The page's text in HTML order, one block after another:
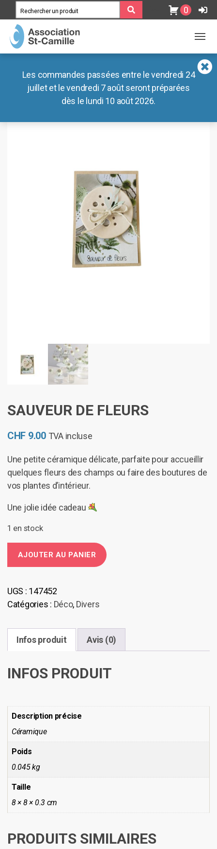
Les commandes passées entre le vendredi 24
juillet et le vendredi 7 août seront préparées
dès le lundi 10 août 2026.
0
MENU
Ateliers
Radar Pédagogique
MENU
Documents
Nos liens externes
Accueil /Boutique/ Déco/Divers/ Sauveur de fleurs
SAUVEUR DE FLEURS
CHF 9.00 TVA incluse
Une petite céramique délicate, parfaite pour accueillir
quelques fleurs des champs ou faire des boutures de
vos plantes d’intérieur.
Une jolie idée cadeau
1 en stock
fleurs
AJOUTER AU PANIER
UGS : 147452
Catégories : Déco, Divers
Infos produit Avis (0)
INFOS PRODUIT
Description précise
Céramique
Poids
0.045 kg
Taille
8 × 8 × 0.3 cm
PRODUITS SIMILAIRES